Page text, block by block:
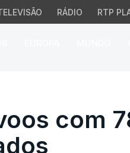
RÁDIO RTP
com
com